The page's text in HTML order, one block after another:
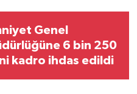
Genel
6 bin 250
kadro ihdas edildi